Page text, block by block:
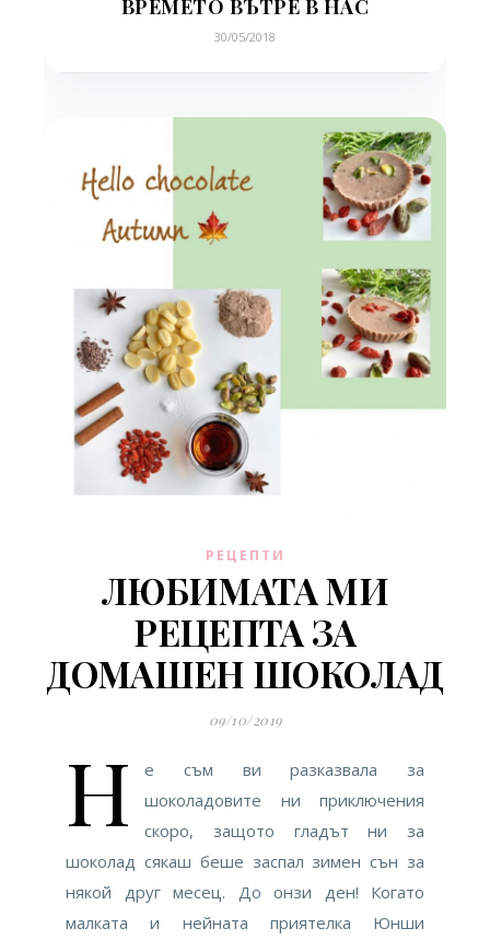
ВРЕМЕТО ВЪТРЕ В НАС
30/05/2018
РЕЦЕПТИ
ЛЮБИМАТА МИ
РЕЦЕПТА ЗА
ДОМАШЕН ШОКОЛАД
09/10/2019
Н
е съм ви разказвала за
шоколадовите ни приключения
скоро, защото гладът ни за
шоколад сякаш беше заспал зимен сън за
някой друг месец. До онзи ден! Когато
малката и нейната приятелка Юнши